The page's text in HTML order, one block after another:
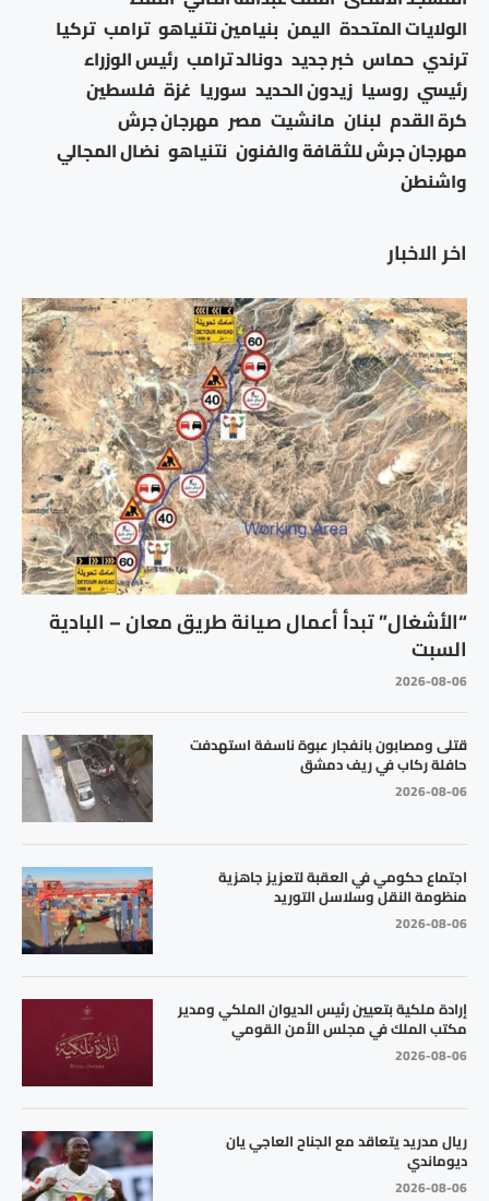
اخر الاخبار
“الأشغال” تبدأ أعمال صيانة طريق معان – البادية
السبت
2026-08-06
قتلى ومصابون بانفجار عبوة ناسفة استهدفت
حافلة ركاب في ريف دمشق
2026-08-06
اجتماع حكومي في العقبة لتعزيز جاهزية
منظومة النقل وسلاسل التوريد
2026-08-06
إرادة ملكية بتعيين رئيس الديوان الملكي ومدير
مكتب الملك في مجلس الأمن القومي
2026-08-06
ريال مدريد يتعاقد مع الجناح العاجي يان
ديوماندي
2026-08-06
الولايات المتحدة اليمن بنيامين نتنياهو ترامب تركيا
ترندي حماس خبر جديد دونالد ترامب رئيس الوزراء
رئيسي روسيا زيدون الحديد سوريا غزة فلسطين
كرة القدم لبنان مانشيت مصر مهرجان جرش
مهرجان جرش للثقافة والفنون نتنياهو نضال المجالي
واشنطن